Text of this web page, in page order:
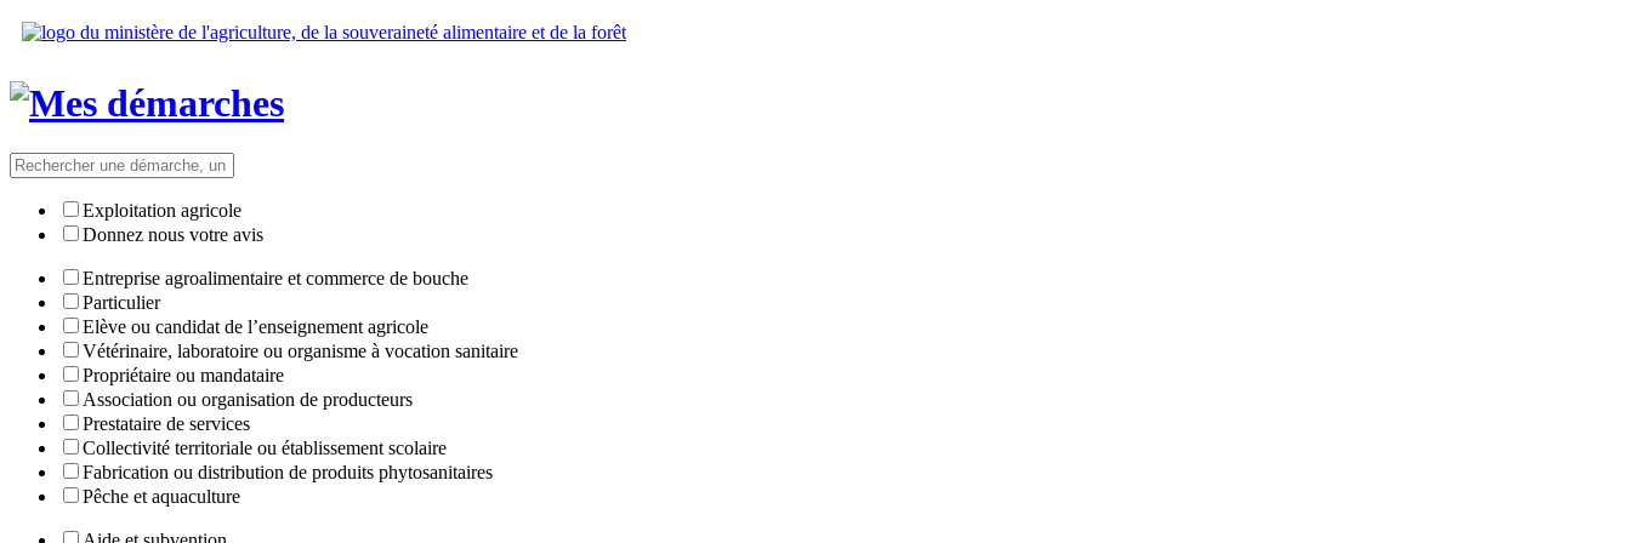
Exploitation agricole
Donnez nous votre avis
Entreprise agroalimentaire et commerce de bouche
Particulier
Elève ou candidat de l’enseignement agricole
Vétérinaire, laboratoire ou organisme à vocation sanitaire
Propriétaire ou mandataire
Association ou organisation de producteurs
Prestataire de services
Collectivité territoriale ou établissement scolaire
Fabrication ou distribution de produits phytosanitaires
Pêche et aquaculture